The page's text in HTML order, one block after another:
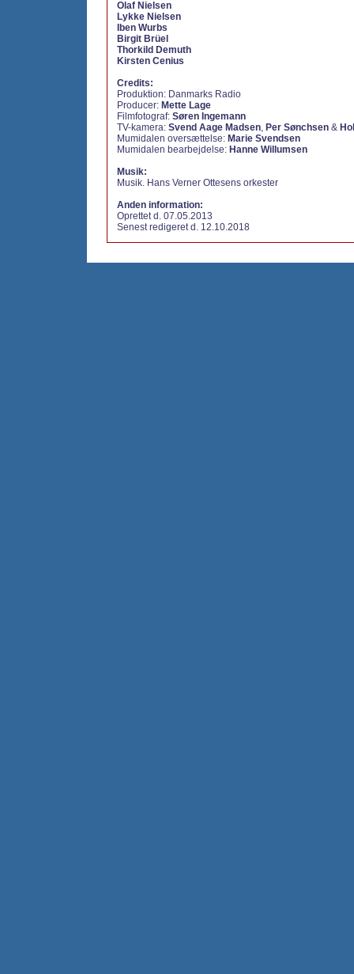
Olaf Nielsen
Lykke Nielsen
Iben Wurbs
Birgit Brüel
Thorkild Demuth
Kirsten Cenius
Credits:
Produktion: Danmarks Radio
Producer: Mette Lage
Filmfotograf: Søren Ingemann
TV-kamera: Svend Aage Madsen, Per Sønchsen &
Mumidalen oversættelse: Marie Svendsen
Mumidalen bearbejdelse: Hanne Willumsen
Musik:
Musik. Hans Verner Ottesens orkester
Anden information:
Oprettet d. 07.05.2013
Senest redigeret d. 12.10.2018